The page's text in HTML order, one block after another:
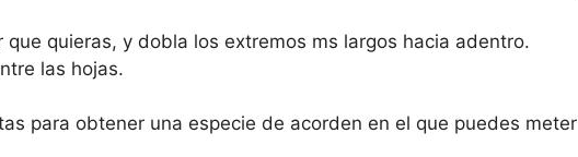
que quieras, y dobla los extremos ms largos hacia adentro.
las hojas.
para obtener una especie de acorden en el que puedes meter